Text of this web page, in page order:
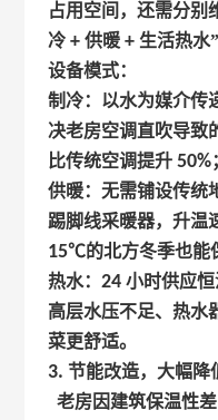
占用空间，还需分别
冷 + 供暖 + 生活热水
设备模式：
制冷：以水为媒介传
决老房空调直吹导致
比传统空调提升 50%
供暖：无需铺设传统
踢脚线采暖器，升温
15℃的北方冬季也能
热水： 24 小时供应
高层水压不足、热水
菜更舒适。
3. 节能改造，大幅降
老房因建筑保温性